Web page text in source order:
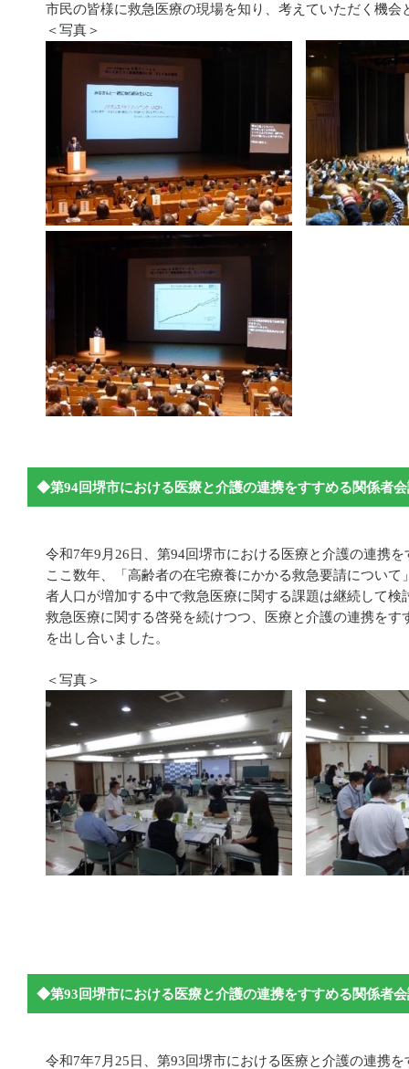
市民の皆様に救急医療の現場を知り、考えていただく機会
＜写真＞
◆第94回堺市における医療と介護の連携をすすめる関係者
令和7年9月26日、第94回堺市における医療と介護の連携
ここ数年、「高齢者の在宅療養にかかる救急要請につい
者人口が増加する中で救急医療に関する課題は継続して検
救急医療に関する啓発を続けつつ、医療と介護の連携を
を出し合いました。
＜写真＞
◆第93回堺市における医療と介護の連携をすすめる関係者
令和7年7月25日、第93回堺市における医療と介護の連携